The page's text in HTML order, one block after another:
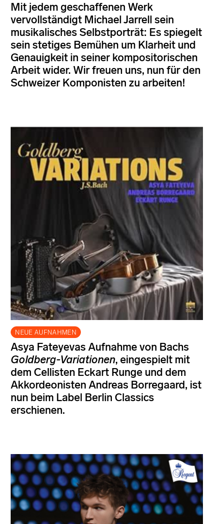
Mit jedem geschaffenen Werk
vervollständigt Michael Jarrell sein
musikalisches Selbstporträt: Es spiegelt
sein stetiges Bemühen um Klarheit und
Genauigkeit in seiner kompositorischen
Arbeit wider. Wir freuen uns, nun für den
Schweizer Komponisten zu arbeiten!
NEUE AUFNAHMEN
Asya Fateyevas Aufnahme von Bachs
Goldberg-Variationen, eingespielt mit
dem Cellisten Eckart Runge und dem
Akkordeonisten Andreas Borregaard, ist
nun beim Label Berlin Classics
erschienen.